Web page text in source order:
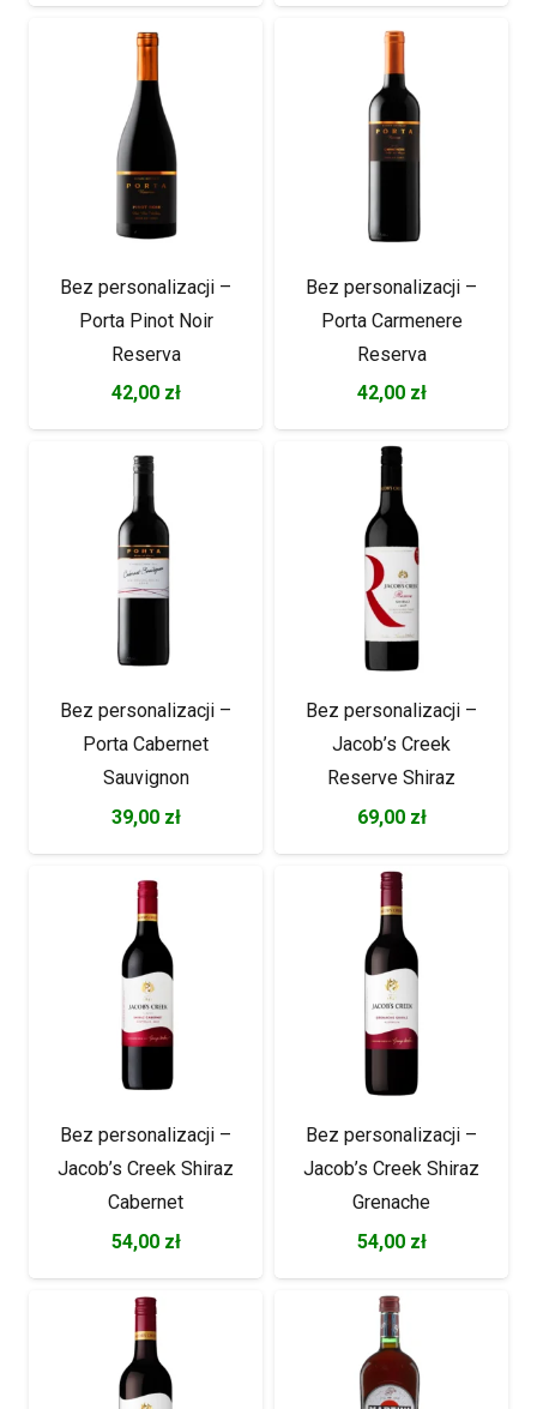
Bez personalizacji –
Porta Pinot Noir
Reserva
42,00 zł
Bez personalizacji –
Porta Carmenere
Reserva
42,00 zł
Bez personalizacji –
Porta Cabernet
Sauvignon
39,00 zł
Bez personalizacji –
Jacob’s Creek
Reserve Shiraz
69,00 zł
Bez personalizacji –
Jacob’s Creek Shiraz
Cabernet
54,00 zł
Bez personalizacji –
Jacob’s Creek Shiraz
Grenache
54,00 zł